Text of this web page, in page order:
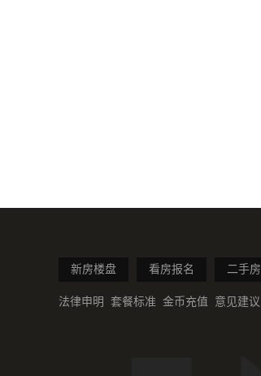
新房楼盘 看房报名 二手房
法律申明 套餐标准 金币充值 意见建议